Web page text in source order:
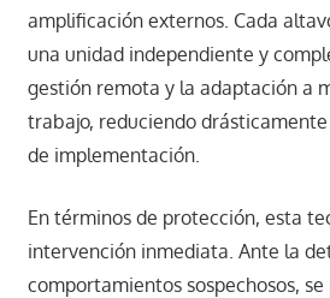
amplificación externos. Cada
una unidad independiente y
gestión remota y la adaptación a
trabajo, reduciendo
de implementación.
En términos de protección, esta
intervención inmediata. Ante la
comportamientos sospechosos,